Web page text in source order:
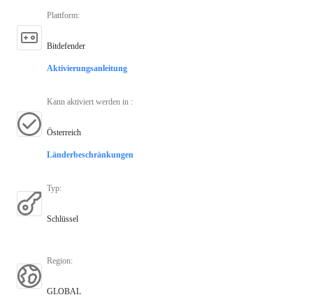
Plattform:
Bitdefender
Aktivierungsanleitung
Kann aktiviert werden in :
Österreich
Länderbeschränkungen
Typ:
Schlüssel
Region:
GLOBAL